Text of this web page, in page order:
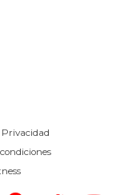
Privacidad